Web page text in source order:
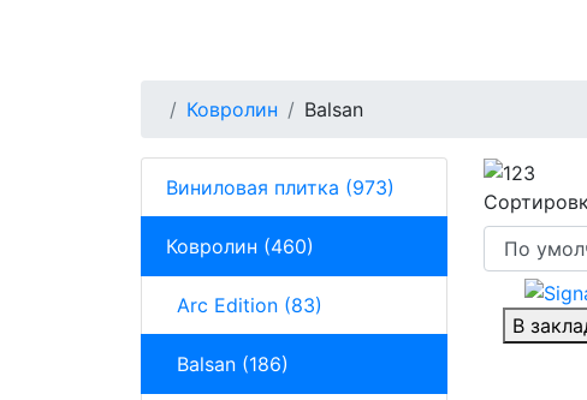
Ковролин Balsan
Виниловая плитка (973)
Ковролин (460)
Arc Edition (83)
Balsan (186)
В